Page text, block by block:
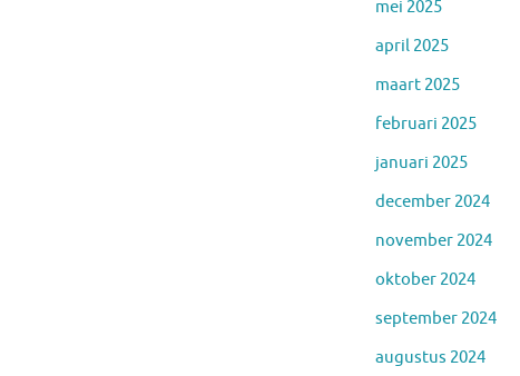
mei 2025
april 2025
maart 2025
februari 2025
januari 2025
december 2024
november 2024
oktober 2024
september 2024
augustus 2024